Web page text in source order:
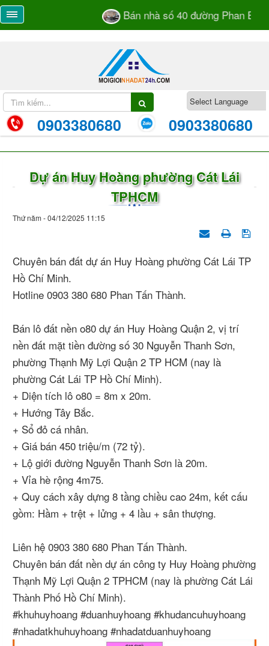
Bán nhà số 40 đường Phan Bá
0903380680 0903380680
Dự án Huy Hoàng phường Cát Lái
TPHCM
Thứ năm - 04/12/2025 11:15
Chuyên bán đất dự án Huy Hoàng phường Cát Lái TP
Hồ Chí Minh.
Hotline 0903 380 680 Phan Tấn Thành.
Bán lô đất nền o80 dự án Huy Hoàng Quận 2, vị trí
nền đất mặt tiền đường số 30 Nguyễn Thanh Sơn,
phường Thạnh Mỹ Lợi Quận 2 TP HCM (nay là
phường Cát Lái TP Hồ Chí Minh).
+ Diện tích lô o80 = 8m x 20m.
+ Hướng Tây Bắc.
+ Sổ đỏ cá nhân.
+ Giá bán 450 triệu/m (72 tỷ).
+ Lộ giới đường Nguyễn Thanh Sơn là 20m.
+ Vỉa hè rộng 4m75.
+ Quy cách xây dựng 8 tầng chiều cao 24m, kết cấu
gồm: Hầm + trệt + lửng + 4 lầu + sân thượng.
Liên hệ 0903 380 680 Phan Tấn Thành.
Chuyên bán đất nền dự án công ty Huy Hoàng phường
Thạnh Mỹ Lợi Quận 2 TPHCM (nay là phường Cát Lái
Thành Phố Hồ Chí Minh).
#khuhuyhoang #duanhuyhoang #khudancuhuyhoang
#nhadatkhuhuyhoang #nhadatduanhuyhoang